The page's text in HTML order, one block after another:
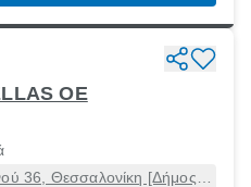
ΟΕ
36, Θεσσαλονίκη [Δήμος],